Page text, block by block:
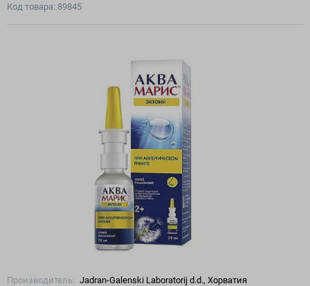
Код товара: 89845
Производитель: Jadran-Galenski Laboratorij d.d., Хорватия